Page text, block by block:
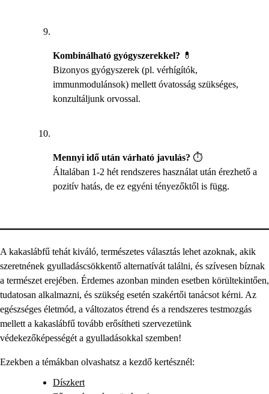
Kombinálható gyógyszerekkel? 💊
Bizonyos gyógyszerek (pl. vérhígítók,
immunmodulánsok) mellett óvatosság szükséges,
konzultáljunk orvossal.
Mennyi idő után várható javulás? ⏱️
Általában 1-2 hét rendszeres használat után érezhető a
pozitív hatás, de ez egyéni tényezőktől is függ.
A kakaslábfű tehát kiváló, természetes választás lehet azoknak, akik
szeretnének gyulladáscsökkentő alternatívát találni, és szívesen bíznak
a természet erejében. Érdemes azonban minden esetben körültekintően,
tudatosan alkalmazni, és szükség esetén szakértői tanácsot kérni. Az
egészséges életmód, a változatos étrend és a rendszeres testmozgás
mellett a kakaslábfű tovább erősítheti szervezetünk
védekezőképességét a gyulladásokkal szemben!
Ezekben a témákban olvashatsz a kezdő kertésznél:
Díszkert